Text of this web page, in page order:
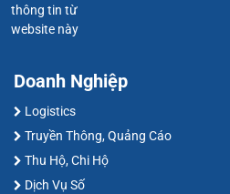
thông tin từ
website này
Doanh Nghiệp
Logistics
Truyền Thông, Quảng Cáo
Thu Hộ, Chi Hộ
Dịch Vụ Số